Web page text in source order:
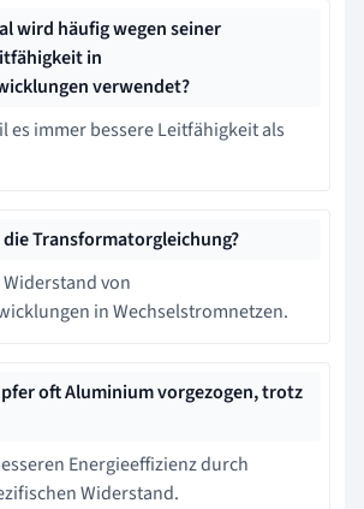
wird häufig wegen seiner
in
verwendet?
es immer bessere Leitfähigkeit als
Transformatorgleichung?
von
in Wechselstromnetzen.
oft Aluminium vorgezogen, trotz
Energieeffizienz durch
Widerstand.